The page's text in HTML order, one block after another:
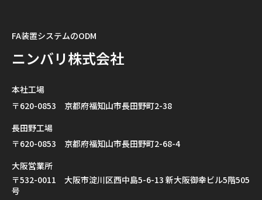
FA装置システムのODM
ニンバリ株式会社
本社工場
〒620-0853 京都府福知山市長田野町2-38
長田野工場
〒620-0853 京都府福知山市長田野町2-68-4
大阪営業所
〒532-0011 大阪市淀川区西中島5-6-13 新大阪御幸ビル5階505
号